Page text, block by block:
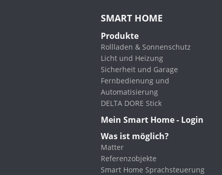
SMART HOME
Produkte
Rollladen & Sonnenschutz
Licht und Heizung
Sicherheit und Garage
Fernbedienung und
Automatisierung
DELTA DORE Stick
Mein Smart Home - Login
Was ist möglich?
Matter
Referenzobjekte
Smart Home Sprachsteuerung